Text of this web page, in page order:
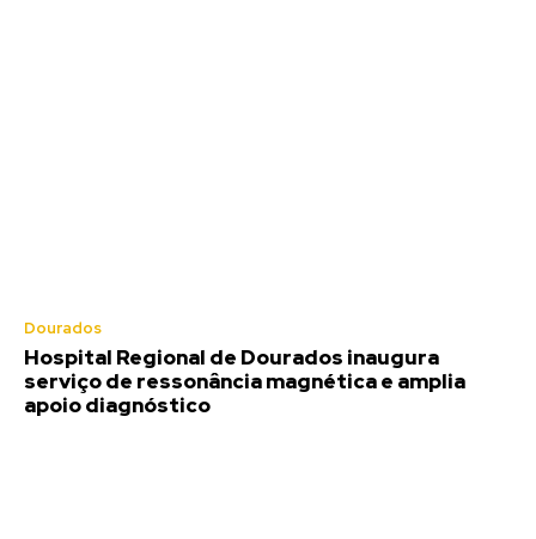
Dourados
Hospital Regional de Dourados inaugura
serviço de ressonância magnética e amplia
apoio diagnóstico